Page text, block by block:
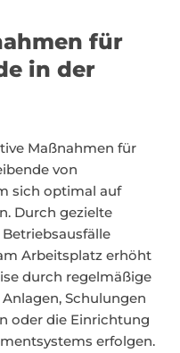
für
in der
Maßnahmen für
von
sich optimal auf
Durch gezielte
Arbeitsplatz erhöht
durch regelmäßige
Schulungen
oder die Einrichtung
erfolgen.